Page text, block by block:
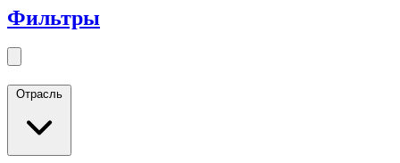
Фильтры
Отрасль